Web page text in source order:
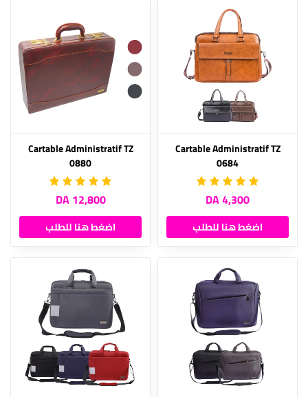
Cartable Administratif TZ
0684
4,300 DA
اضغط هنا للطلب
Cartable Administratif TZ
0880
12,800 DA
اضغط هنا للطلب